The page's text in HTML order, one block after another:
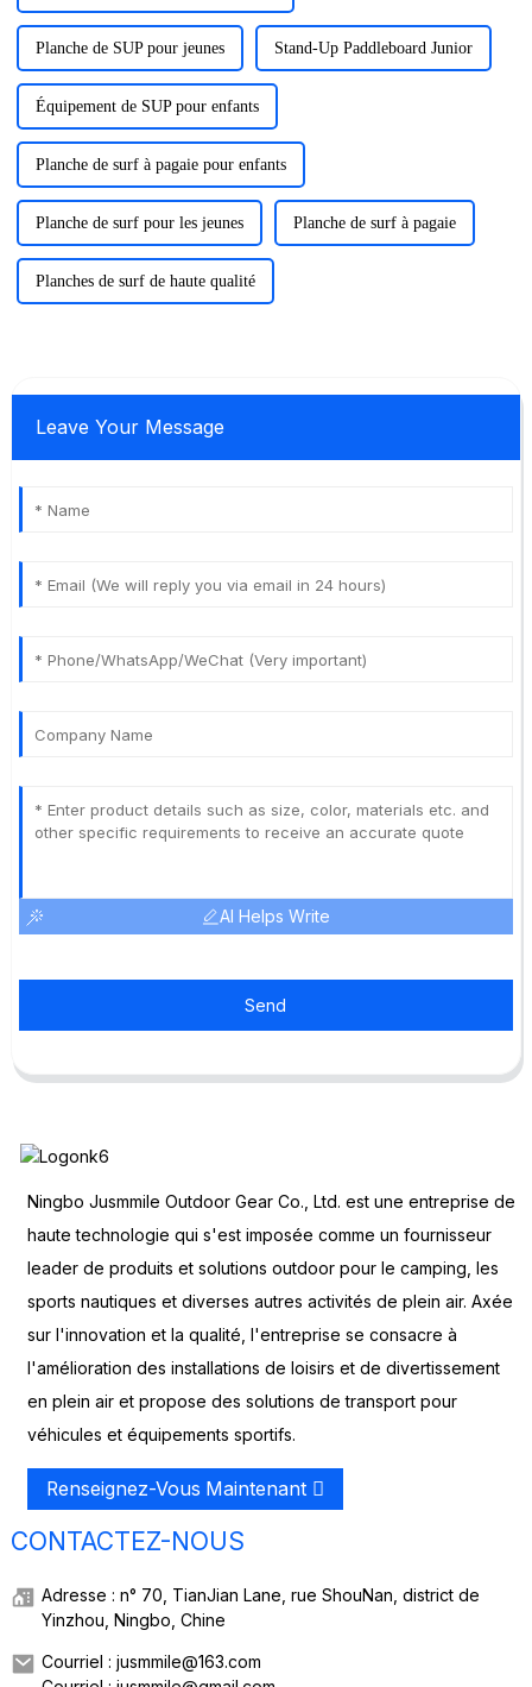
Planche de SUP pour jeunes Stand-Up Paddleboard Junior
Équipement de SUP pour enfants
Planche de surf à pagaie pour enfants
Planche de surf pour les jeunes Planche de surf à pagaie
Planches de surf de haute qualité
Leave Your Message
AI Helps Write
Send
Ningbo Jusmmile Outdoor Gear Co., Ltd. est une entreprise de
haute technologie qui s'est imposée comme un fournisseur
leader de produits et solutions outdoor pour le camping, les
sports nautiques et diverses autres activités de plein air. Axée
sur l'innovation et la qualité, l'entreprise se consacre à
l'amélioration des installations de loisirs et de divertissement
en plein air et propose des solutions de transport pour
véhicules et équipements sportifs.
Renseignez-Vous Maintenant
CONTACTEZ-NOUS
Adresse : n° 70, TianJian Lane, rue ShouNan, district de
Yinzhou, Ningbo, Chine
Courriel : jusmmile@163.com